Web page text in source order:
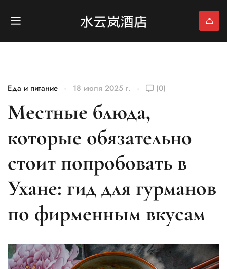
Еда и питание 18 июля 2025 г. (0)
Местные блюда,
которые обязательно
стоит попробовать в
Ухане: гид для гурманов
по фирменным вкусам